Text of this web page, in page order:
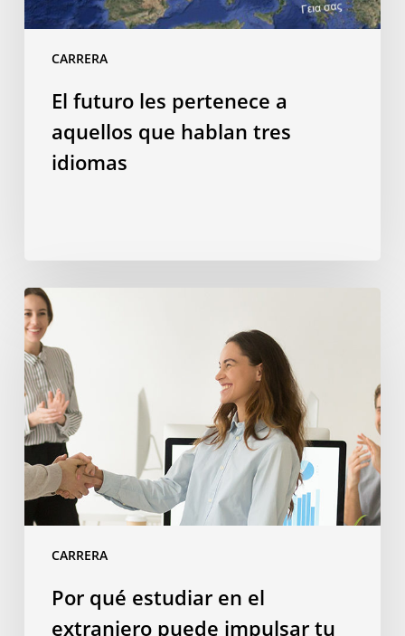
CARRERA
El futuro les pertenece a
aquellos que hablan tres
idiomas
CARRERA
Por
qué
estudiar
en
el
extranjero
puede
impulsar
Por qué estudiar en el
extranjero puede impulsar tu